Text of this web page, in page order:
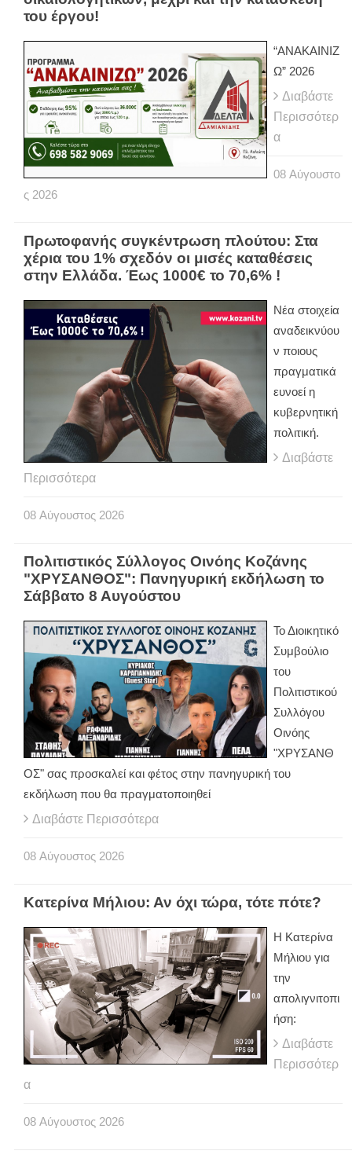
του έργου!
“ΑΝΑΚΑΙΝΙΖ
Ω” 2026
Διαβάστε
Περισσότερ
α
08 Αύγουστο
ς 2026
Πρωτοφανής συγκέντρωση πλούτου: Στα
χέρια του 1% σχεδόν οι μισές καταθέσεις
στην Ελλάδα. Έως 1000€ το 70,6% !
Νέα στοιχεία
αναδεικνύου
ν ποιους
πραγματικά
ευνοεί η
κυβερνητική
πολιτική.
Διαβάστε
Περισσότερα
08 Αύγουστος 2026
Πολιτιστικός Σύλλογος Οινόης Κοζάνης
"ΧΡΥΣΑΝΘΟΣ": Πανηγυρική εκδήλωση το
Σάββατο 8 Αυγούστου
Το Διοικητικό
Συμβούλιο
του
Πολιτιστικού
Συλλόγου
Οινόης
"ΧΡΥΣΑΝΘ
ΟΣ" σας προσκαλεί και φέτος στην πανηγυρική του
εκδήλωση που θα πραγματοποιηθεί
Διαβάστε Περισσότερα
08 Αύγουστος 2026
Κατερίνα Μήλιου: Αν όχι τώρα, τότε πότε?
H Κατερίνα
Μήλιου για
την
απολιγνιτοπι
ήση:
Διαβάστε
Περισσότερ
α
08 Αύγουστος 2026